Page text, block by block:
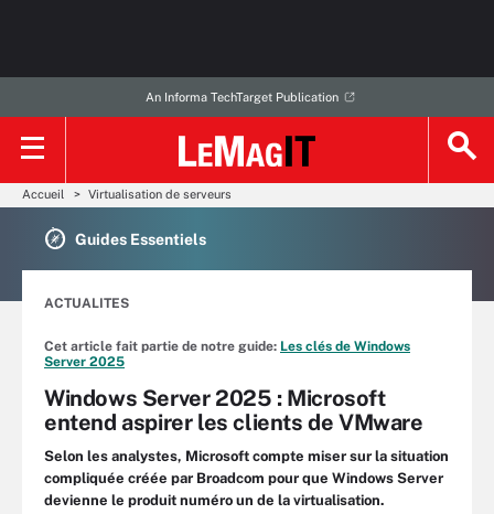
An Informa TechTarget Publication
Accueil Virtualisation de serveurs
Guides Essentiels
ACTUALITES
Cet article fait partie de notre guide: Les clés de Windows
Server 2025
Windows Server 2025 : Microsoft
entend aspirer les clients de VMware
Selon les analystes, Microsoft compte miser sur la situation
compliquée créée par Broadcom pour que Windows Server
devienne le produit numéro un de la virtualisation.